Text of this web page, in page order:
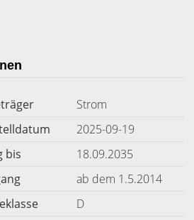
Strom
2025-09-19
bis
18.09.2035
ab dem 1.5.2014
D